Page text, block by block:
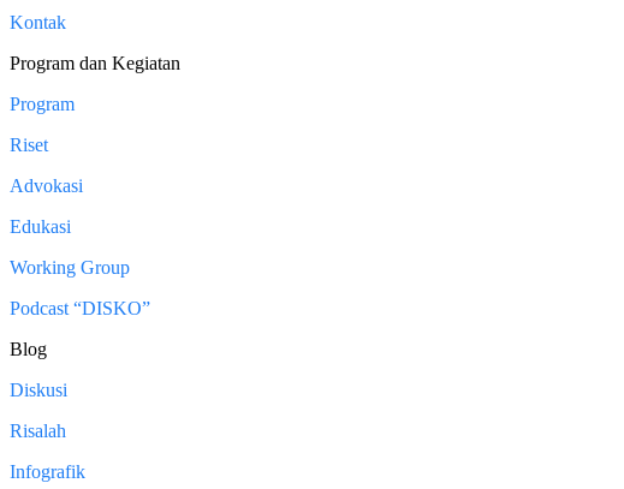
Kontak
Program dan Kegiatan
Program
Riset
Advokasi
Edukasi
Working Group
Podcast “DISKO”
Blog
Diskusi
Risalah
Infografik